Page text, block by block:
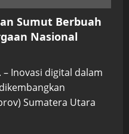
Sumut Berbuah
Nasional
Inovasi digital dalam
Sumatera Utara